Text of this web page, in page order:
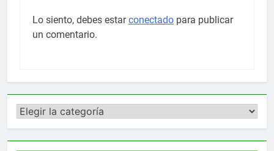
Lo siento, debes estarconectado para publicar
un comentario.
Categorías